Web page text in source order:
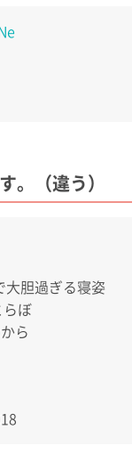
。（違う）
胆過ぎる寝姿
ぼ
から